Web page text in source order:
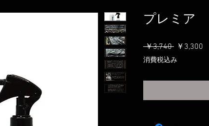
プレミア
￥3,740 通
常
￥3,300
消費税込み